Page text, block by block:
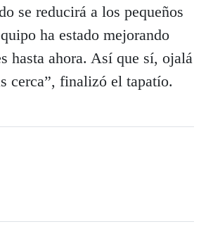
se reducirá a los pequeños
ha estado mejorando
hasta ahora. Así que sí, ojalá
cerca”, finalizó el tapatío.